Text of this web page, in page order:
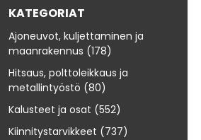
KATEGORIAT
Ajoneuvot, kuljettaminen ja
maanrakennus (178)
Hitsaus, polttoleikkaus ja
metallintyöstö (80)
Kalusteet ja osat (552)
Kiinnitystarvikkeet (737)